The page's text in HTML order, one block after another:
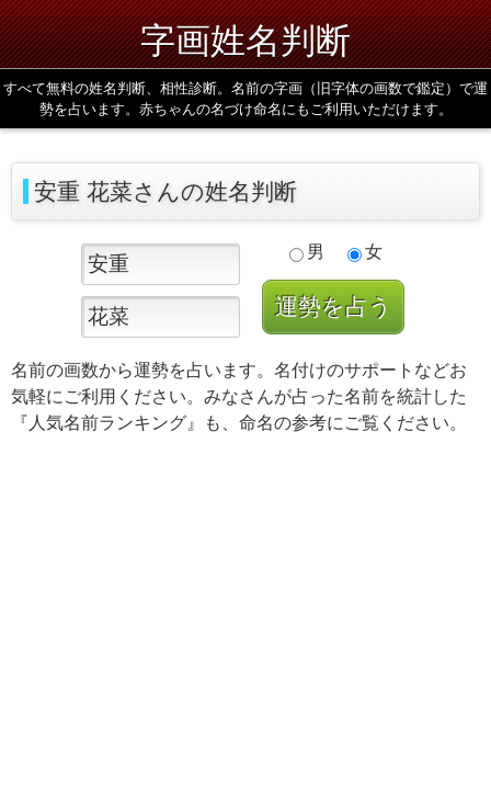
字画姓名判断
すべて無料の姓名判断、相性診断。名前の字画（旧字体の画数で鑑定）で運
勢を占います。赤ちゃんの名づけ命名にもご利用いただけます。
安重 花菜さんの姓名判断
男 女
名前の画数から運勢を占います。名付けのサポートなどお
気軽にご利用ください。みなさんが占った名前を統計した
『人気名前ランキング』も、命名の参考にご覧ください。